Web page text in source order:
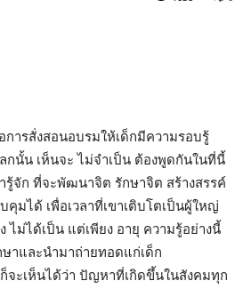
ารสั่งสอนอบรมให้เด็กมีความรอบรู้
กนั้น เห็นจะ ไม่จำเป็น ต้องพูดกันในที่นี้
รู้จัก ที่จะพัฒนาจิต รักษาจิต สร้างสรรค์
คุมได้ เพื่อเวลาที่เขาเติบโตเป็นผู้ใหญ่
ไม่ได้เป็น แต่เพียง อายุ ความรู้อย่างนี้
าและนำมาถ่ายทอดแก่เด็ก
ก็จะเห็นได้ว่า ปัญหาที่เกิดขึ้นในสังคมทุก